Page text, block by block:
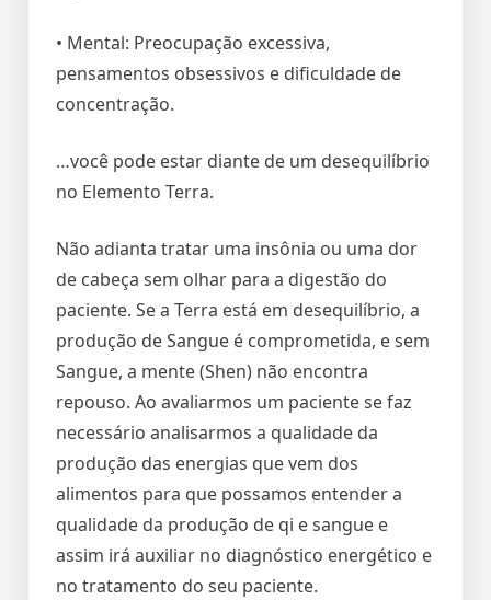
• Mental: Preocupação excessiva,
pensamentos obsessivos e dificuldade de
concentração.
…você pode estar diante de um desequilíbrio
no Elemento Terra.
Não adianta tratar uma insônia ou uma dor
de cabeça sem olhar para a digestão do
paciente. Se a Terra está em desequilíbrio, a
produção de Sangue é comprometida, e sem
Sangue, a mente (Shen) não encontra
repouso. Ao avaliarmos um paciente se faz
necessário analisarmos a qualidade da
produção das energias que vem dos
alimentos para que possamos entender a
qualidade da produção de qi e sangue e
assim irá auxiliar no diagnóstico energético e
no tratamento do seu paciente.